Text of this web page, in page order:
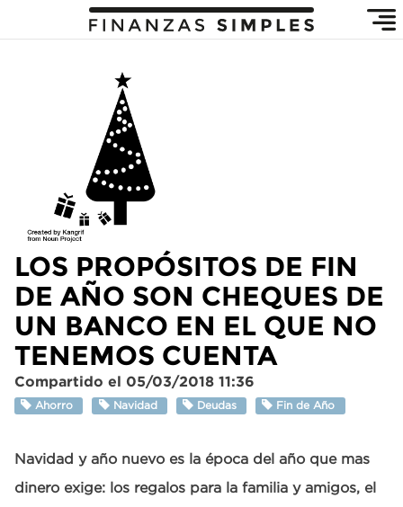
LOS PROPÓSITOS DE FIN
DE AÑO SON CHEQUES DE
UN BANCO EN EL QUE NO
TENEMOS CUENTA
Compartido el 05/03/2018 11:36
Ahorro Navidad Deudas Fin de Año
Navidad y año nuevo es la época del año que mas
dinero exige: los regalos para la familia y amigos, el